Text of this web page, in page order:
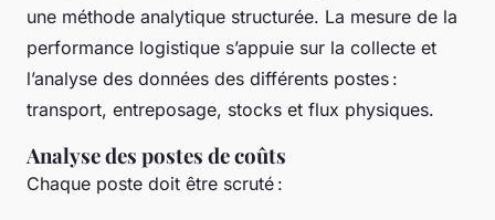
une méthode analytique structurée. La mesure de la
performance logistique s’appuie sur la collecte et
l’analyse des données des différents postes :
transport, entreposage, stocks et flux physiques.
Analyse des postes de coûts
Chaque poste doit être scruté :